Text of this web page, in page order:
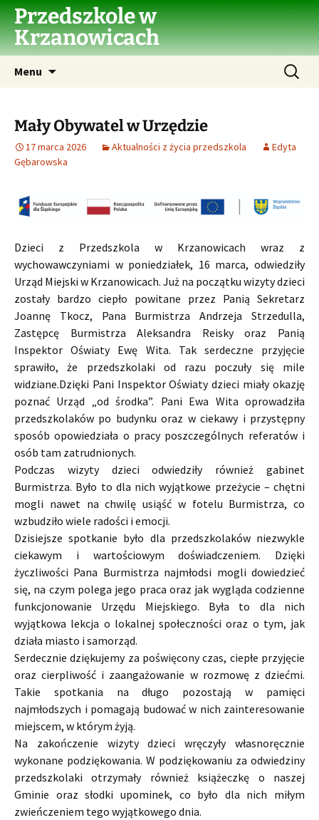
Przejdź
do
treści
Przedszkole w
Krzanowicach
Menu Szukaj:
Mały Obywatel w Urzędzie
17 marca 2026 Aktualności z życia przedszkola
Edyta
Gębarowska
Dzieci z Przedszkola w Krzanowicach wraz z
wychowawczyniami w poniedziałek, 16 marca, odwiedziły
Urząd Miejski w Krzanowicach. Już na początku wizyty dzieci
zostały bardzo ciepło powitane przez Panią Sekretarz
Joannę Tkocz, Pana Burmistrza Andrzeja Strzedulla,
Zastępcę Burmistrza Aleksandra Reisky oraz Panią
Inspektor Oświaty Ewę Wita. Tak serdeczne przyjęcie
sprawiło, że przedszkolaki od razu poczuły się mile
widziane.Dzięki Pani Inspektor Oświaty dzieci miały okazję
poznać Urząd „od środka”. Pani Ewa Wita oprowadziła
przedszkolaków po budynku oraz w ciekawy i przystępny
sposób opowiedziała o pracy poszczególnych referatów i
osób tam zatrudnionych.
Podczas wizyty dzieci odwiedziły również gabinet
Burmistrza. Było to dla nich wyjątkowe przeżycie – chętni
mogli nawet na chwilę usiąść w fotelu Burmistrza, co
wzbudziło wiele radości i emocji.
Dzisiejsze spotkanie było dla przedszkolaków niezwykle
ciekawym i wartościowym doświadczeniem. Dzięki
życzliwości Pana Burmistrza najmłodsi mogli dowiedzieć
się, na czym polega jego praca oraz jak wygląda codzienne
funkcjonowanie Urzędu Miejskiego. Była to dla nich
wyjątkowa lekcja o lokalnej społeczności oraz o tym, jak
działa miasto i samorząd.
Serdecznie dziękujemy za poświęcony czas, ciepłe przyjęcie
oraz cierpliwość i zaangażowanie w rozmowę z dziećmi.
Takie spotkania na długo pozostają w pamięci
najmłodszych i pomagają budować w nich zainteresowanie
miejscem, w którym żyją.
Na zakończenie wizyty dzieci wręczyły własnoręcznie
wykonane podziękowania. W podziękowaniu za odwiedziny
przedszkolaki otrzymały również książeczkę o naszej
Gminie oraz słodki upominek, co było dla nich miłym
zwieńczeniem tego wyjątkowego dnia.